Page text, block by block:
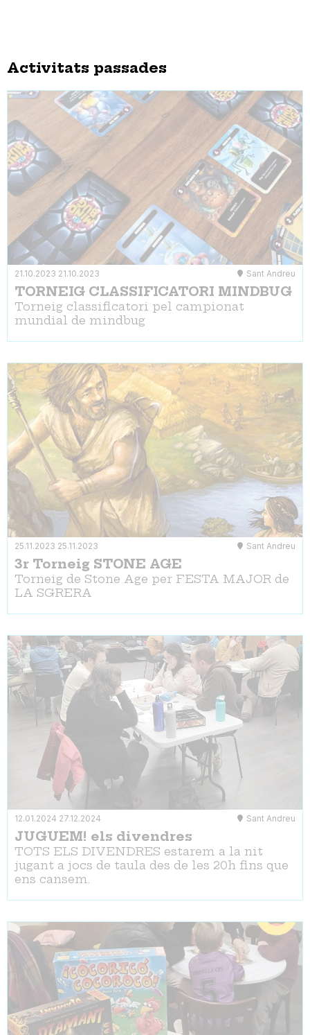
Activitats passades
21.10.2023 21.10.2023 Sant Andreu
TORNEIG CLASSIFICATORI MINDBUG
Torneig classificatori pel campionat
mundial de mindbug
25.11.2023 25.11.2023 Sant Andreu
3r Torneig STONE AGE
Torneig de Stone Age per FESTA MAJOR de
LA SGRERA
12.01.2024 27.12.2024 Sant Andreu
JUGUEM! els divendres
TOTS ELS DIVENDRES estarem a la nit
jugant a jocs de taula des de les 20h fins que
ens cansem.